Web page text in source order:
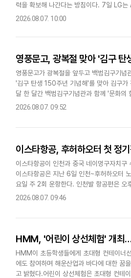
력을 확보해 나간다는 방침이다. 7일 LG
모델 '엑사원 포어캐스트(Forecast)'가 각..
2026.08.07. 10:00
영풍문고, 광복절 맞아 '김구
영풍문고가 광복절을 앞두고 백범김구기
'김구 탄생 150주년 기념해'를 맞아 김구가
달 한 달간 백범김구기념관과 함께 '문화의
필드 코엑스몰점, 여의도 IFC몰점, 용산아
2026.08.07. 09:52
이스타항공, 후허하오터 첫 정
이스타항공이 인천과 중국 네이멍구자치
이스타항공은 지난 6일 인천~후허하오터
요일 주 2회 운항한다. 인천발 항공편은
공항에 도착한다. 귀국편은 매주 금요일과
2026.08.07. 09:46
HMM, '어린이 상선체험' 개최
HMM이 초등학생들에게 초대형 컨테이너
에도 참여하며 해운산업과 바다에 대한
고 밝혔다.어린이 상선체험은 초대형 컨테